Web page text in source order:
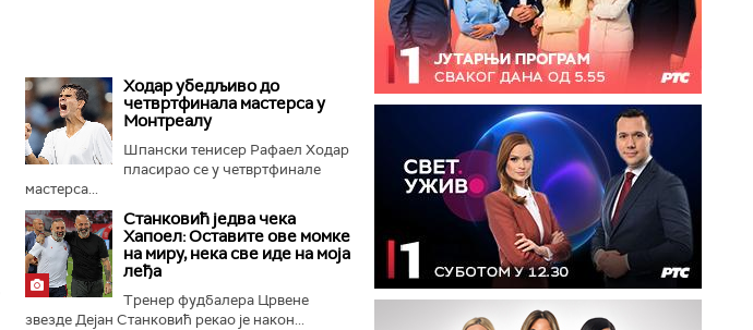
Ходар убедљиво до
четвртфинала мастерса у
Монтреалу
Шпански тенисер Рафаел Ходар
пласирао се у четвртфинале
мастерса...
Станковић једва чека
Хапоел: Оставите ове момке
на миру, нека све иде на моја
леђа
Тренер фудбалера Црвене
звезде Дејан Станковић рекао је након...